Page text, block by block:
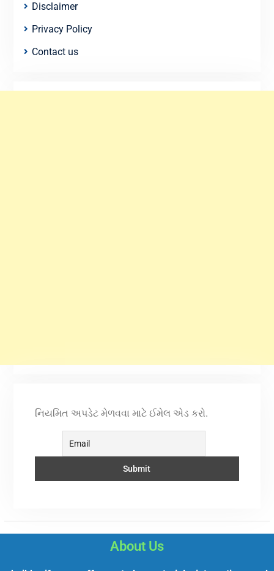
Disclaimer
Privacy Policy
Contact us
નિયમિત અપડેટ મેળવવા માટે ઈમેલ એડ કરો.
About Us